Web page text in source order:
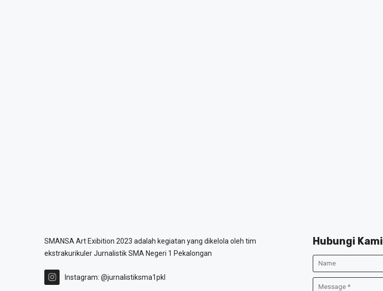
SMANSA Art Exibition 2023 adalah kegiatan yang dikelola oleh tim
ekstrakurikuler Jurnalistik SMA Negeri 1 Pekalongan
Instagram: @jurnalistiksma1pkl
Hubungi Kami